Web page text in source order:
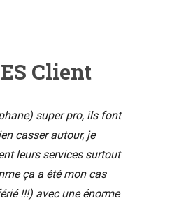
Client
super pro, ils font
casser autour, je
leurs services surtout
ça a été mon cas
!!!) avec une énorme